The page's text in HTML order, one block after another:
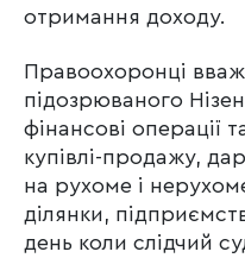
отримання доходу.
Правоохоронці
підозрюваного
фінансові операції
купівлі-продажу,
на рухоме і
ділянки,
день коли слідчий